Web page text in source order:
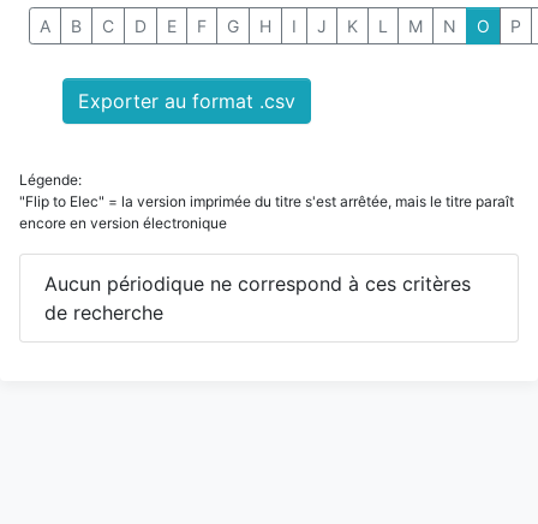
A B C D E F G H I J K L M N O P
Exporter au format .csv
Légende:
"Flip to Elec" = la version imprimée du titre s'est arrêtée, mais le titre paraît
encore en version électronique
Aucun périodique ne correspond à ces critères
de recherche